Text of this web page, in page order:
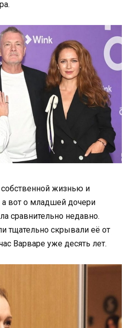
жизнью и
а вот о младшей дочери
сравнительно недавно.
тщательно скрывали её от
Варваре уже десять лет.